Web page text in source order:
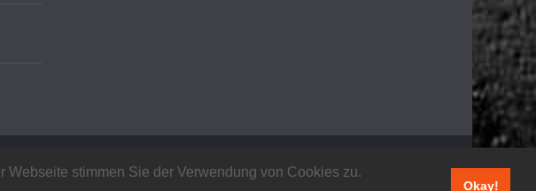
stimmen Sie der Verwendung von Cookies zu.
Okay!